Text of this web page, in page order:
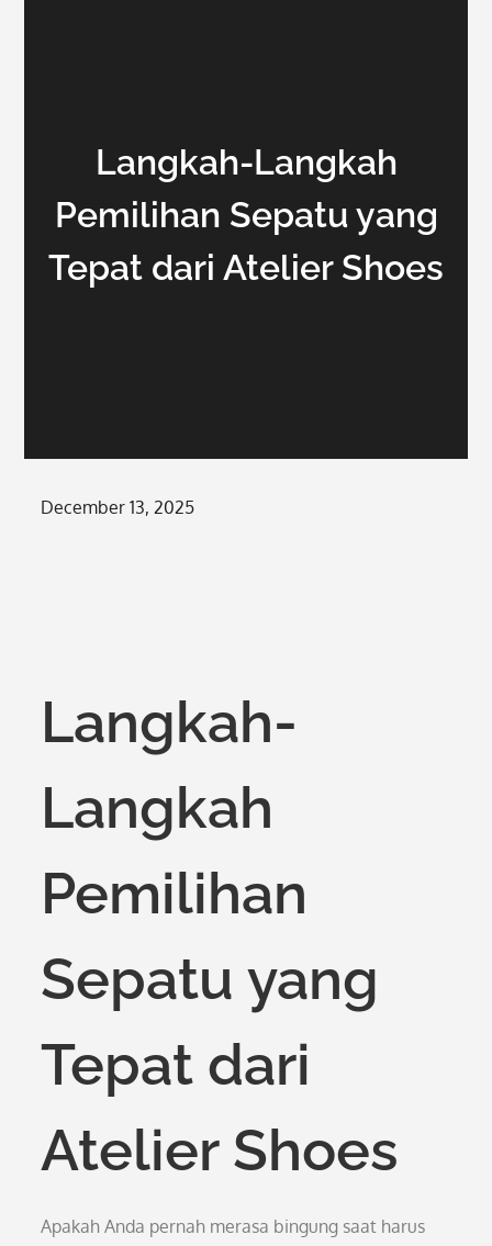
Langkah-Langkah
Pemilihan Sepatu yang
Tepat dari Atelier Shoes
Posted
December 13, 2025
Langkah-
Langkah
Pemilihan
Sepatu yang
Tepat dari
Atelier Shoes
Apakah Anda pernah merasa bingung saat harus